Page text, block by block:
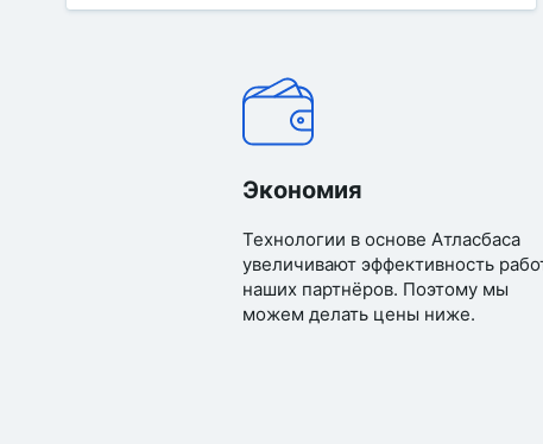
Экономия
Технологии в основе Атласбаса
увеличивают эффективность
наших партнёров. Поэтому мы
можем делать цены ниже.